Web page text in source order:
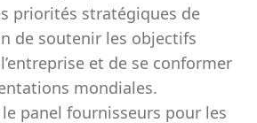
priorités stratégiques de
de soutenir les objectifs
et de se conformer
mondiales.
panel fournisseurs pour les